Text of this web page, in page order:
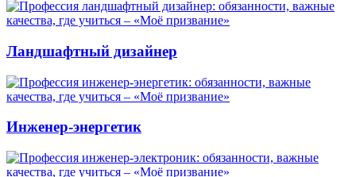
Ландшафтный дизайнер
Инженер-энергетик